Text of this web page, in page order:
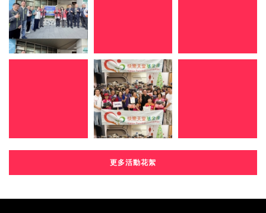
更多活動花絮